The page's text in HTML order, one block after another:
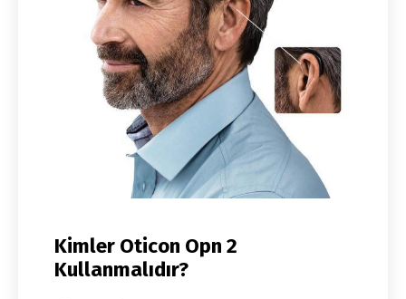
Kimler Oticon Opn 2
Kullanmalıdır?